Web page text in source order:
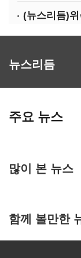
뉴스리듬
주요 뉴스
많이 본 뉴스
함께 볼만한